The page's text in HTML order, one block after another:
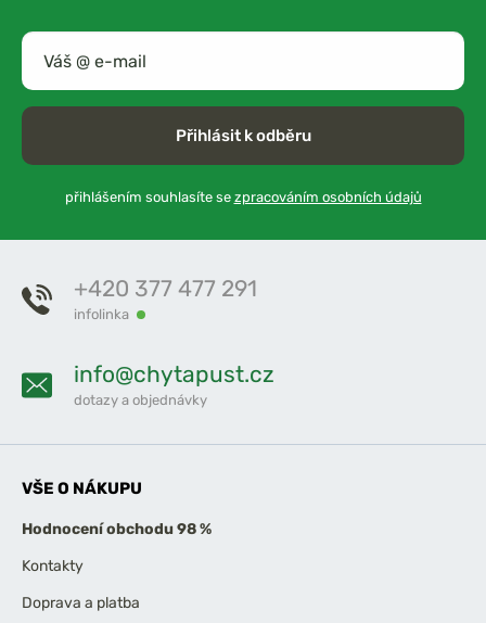
Přihlásit k odběru
přihlášením souhlasíte se zpracováním osobních údajů
+420 377 477 291
infolinka
info@chytapust.cz
dotazy a objednávky
VŠE O NÁKUPU
Hodnocení obchodu 98 %
Kontakty
Doprava a platba